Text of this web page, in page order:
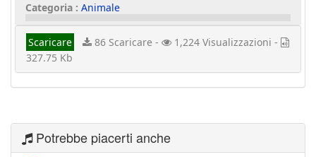
Categoria : Animale
Scaricare 86 Scaricare -
1,224 Visualizzazioni -
327.75 Kb
Potrebbe piacerti anche